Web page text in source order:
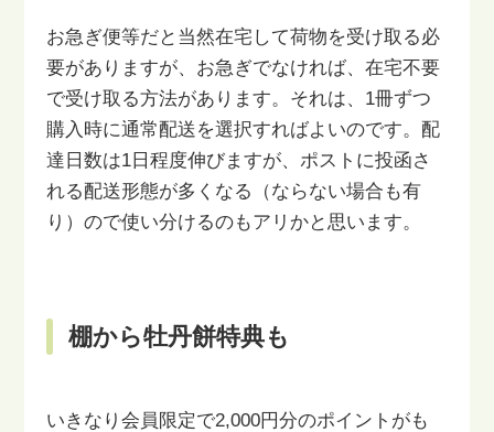
お急ぎ便等だと当然在宅して荷物を受け取る必
要がありますが、 お急ぎでなければ、在宅不要
で受け取る方法があります。 それは、1冊ずつ
購入時に通常配送を選択すればよいのです。配
達日数は1日程度伸びますが、ポストに投函さ
れる配送形態が多くなる（ならない場合も有
り）ので使い分けるのもアリかと思います。
棚から牡丹餅特典も
いきなり会員限定で2,000円分のポイントがも